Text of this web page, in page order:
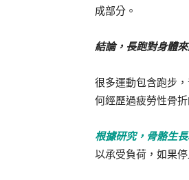
成部分。
結論，長跑對身體
很多運動包含跑步
何經歷過疲勞性骨
根據研究，骨骼生
以承受負荷，如果